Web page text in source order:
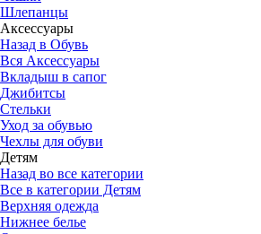
Шлепанцы
Аксессуары
Назад в Обувь
Вся Аксессуары
Вкладыш в сапог
Джибитсы
Стельки
Уход за обувью
Чехлы для обуви
Детям
Назад во все категории
Все в категории Детям
Верхняя одежда
Нижнее белье